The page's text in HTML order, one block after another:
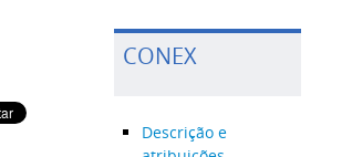
CONEX
Descrição e